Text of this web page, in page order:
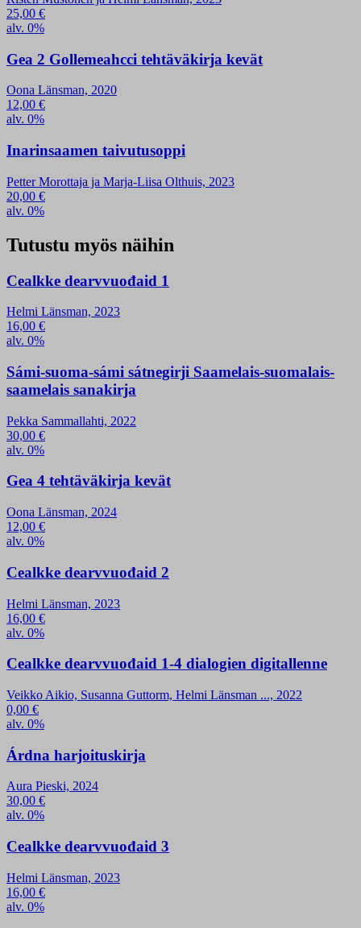
25,00 €
alv. 0%
Gea 2 Gollemeahcci tehtäväkirja kevät
Oona Länsman, 2020
12,00 €
alv. 0%
Inarinsaamen taivutusoppi
Petter Morottaja ja Marja-Liisa Olthuis, 2023
20,00 €
alv. 0%
Tutustu myös näihin
Cealkke dearvvuođaid 1
Helmi Länsman, 2023
16,00 €
alv. 0%
Sámi-suoma-sámi sátnegirji Saamelais-suomalais-
saamelais sanakirja
Pekka Sammallahti, 2022
30,00 €
alv. 0%
Gea 4 tehtäväkirja kevät
Oona Länsman, 2024
12,00 €
alv. 0%
Cealkke dearvvuođaid 2
Helmi Länsman, 2023
16,00 €
alv. 0%
Cealkke dearvvuođaid 1-4 dialogien digitallenne
Veikko Aikio, Susanna Guttorm, Helmi Länsman ..., 2022
0,00 €
alv. 0%
Árdna harjoituskirja
Aura Pieski, 2024
30,00 €
alv. 0%
Cealkke dearvvuođaid 3
Helmi Länsman, 2023
16,00 €
alv. 0%